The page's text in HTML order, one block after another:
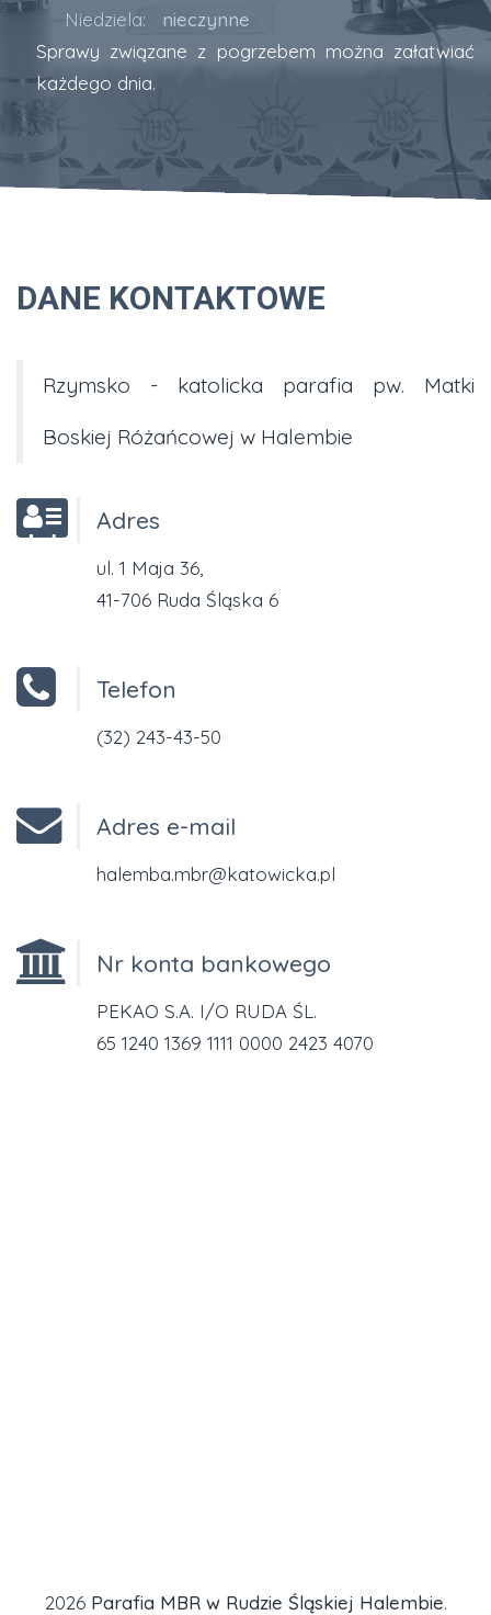
Niedziela:
nieczynne
Sprawy związane z pogrzebem można załatwiać
każdego dnia.
DANE KONTAKTOWE
Rzymsko - katolicka parafia pw. Matki
Boskiej Różańcowej w Halembie
Adres
ul. 1 Maja 36,
41-706 Ruda Śląska 6
Telefon
(32) 243-43-50
Adres e-mail
halemba.mbr@katowicka.pl
Nr konta bankowego
PEKAO S.A. I/O RUDA ŚL.
65 1240 1369 1111 0000 2423 4070
2026 Parafia MBR w Rudzie Śląskiej Halembie.